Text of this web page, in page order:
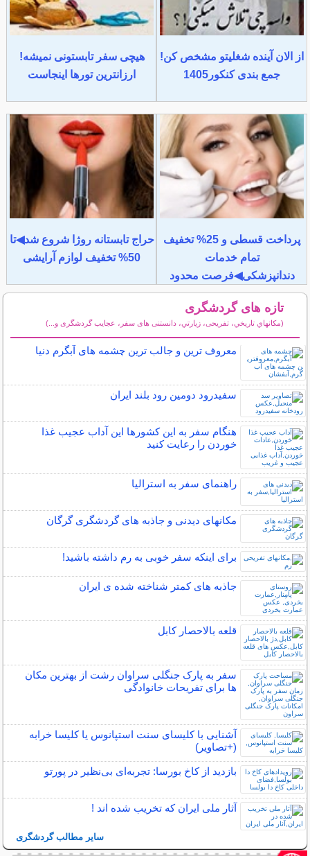
از الان آینده شغلیتو مشخص کن!
جمع بندی کنکور1405
هیچی سفر تابستونی نمیشه!
ارزانترین تورها اینجاست
پرداخت قسطی و 25% تخفیف
تمام خدمات
دندانپزشکی◀فرصت محدود
حراج تابستانه روژا شروع شد◀تا
50% تخفیف لوازم آرایشی
تازه های گردشگری
(مكانهاي تاريخي، تفریحی، زيارتي، دانستنی های سفر، عجایب گردشگری و...)
معروف ترین و جالب ترین چشمه های آبگرم دنیا
سفیدرود دومین رود بلند ایران
هنگام سفر به این کشورها این آداب عجیب غذا
خوردن را رعایت کنید
راهنمای سفر به استرالیا
مکانهای دیدنی و جاذبه های گردشگری گرگان
برای اینکه سفر خوبی به رم داشته باشید!
جاذبه های کمتر شناخته شده ی ایران
قلعه بالاحصار کابل
سفر به پارک جنگلی سراوان رشت از بهترین مکان
ها برای تفریحات خانوادگی
آشنایی با کلیسای سنت استپانوس یا کلیسا خرابه
(+تصاویر)
بازدید از کاخ بورسا: تجربه‌ای بی‌نظیر در پورتو
آثار ملی ایران که تخریب شده اند !
سایر مطالب گردشگری